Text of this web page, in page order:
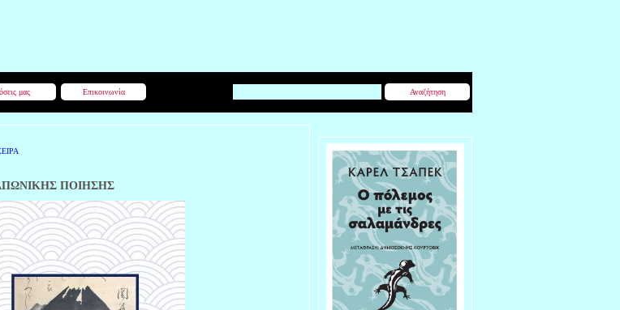
μας Επικοινωνία Αναζήτηση
ΠΟΙΗΣΗΣ